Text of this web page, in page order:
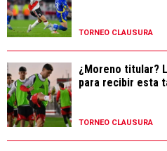
TORNEO CLAUSURA
¿Moreno titular?
para recibir esta
TORNEO CLAUSURA